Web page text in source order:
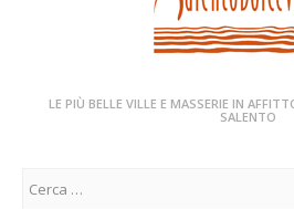
LE PIÙ BELLE VILLE E MASSERIE IN
SALENTO
per: